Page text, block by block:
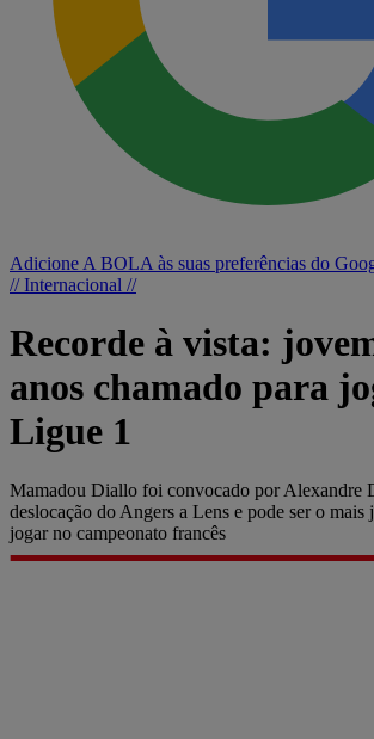
Adicione A BOLA às suas preferências do
// Internacional //
Recorde à vista:
anos chamado para
Ligue 1
Mamadou Diallo foi convocado por Alexandre
deslocação do Angers a Lens e pode ser o mais
jogar no campeonato francês